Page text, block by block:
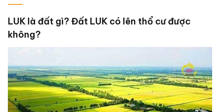
LUK là đất gì? Đất LUK có lên thổ cư được
không?